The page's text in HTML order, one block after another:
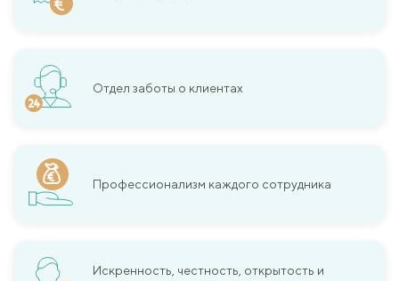
Отдел заботы о клиентах
Профессионализм каждого сотрудника
Искренность, честность, открытость и